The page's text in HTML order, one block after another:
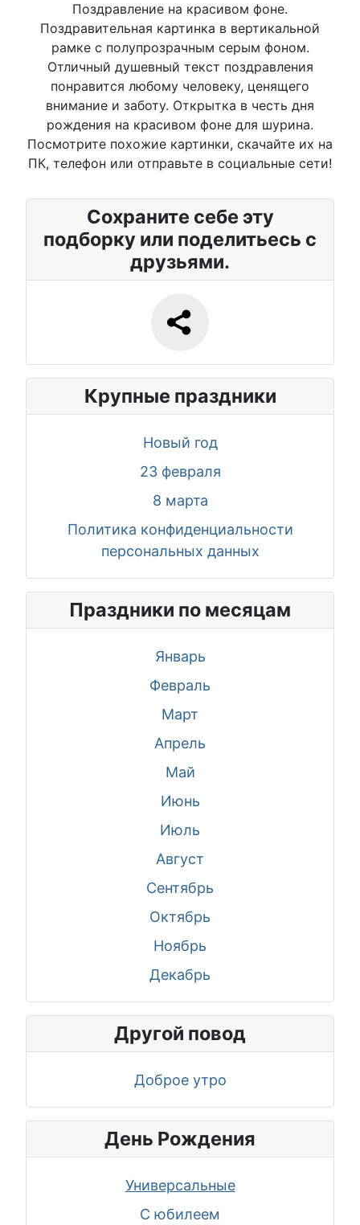
Поздравление на красивом фоне.
Поздравительная картинка в вертикальной
рамке с полупрозрачным серым фоном.
Отличный душевный текст поздравления
понравится любому человеку, ценящего
внимание и заботу. Открытка в честь дня
рождения на красивом фоне для шурина.
Посмотрите похожие картинки, скачайте их на
ПК, телефон или отправьте в социальные сети!
Сохраните себе эту
подборку или поделитьесь с
друзьями.
Крупные праздники
Новый год
23 февраля
8 марта
Политика конфиденциальности
персональных данных
Праздники по месяцам
Январь
Февраль
Март
Апрель
Май
Июнь
Июль
Август
Сентябрь
Октябрь
Ноябрь
Декабрь
Другой повод
Доброе утро
День Рождения
Универсальные
С юбилеем